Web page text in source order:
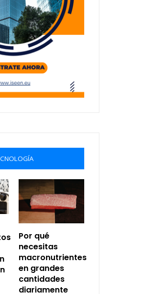
Por qué
necesitas
macronutrientes
en grandes
cantidades
diariamente